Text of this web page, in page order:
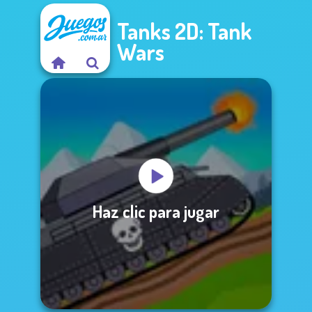
Tanks 2D: Tank
Wars
Haz clic para jugar